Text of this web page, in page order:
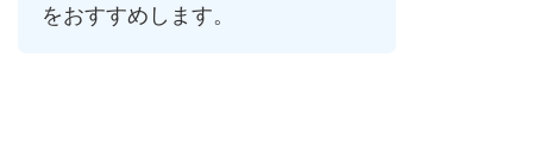
をおすすめします。